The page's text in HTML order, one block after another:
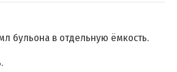
бульона в отдельную ёмкость.